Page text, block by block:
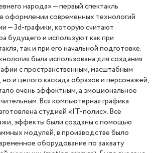
народа» — первый спектакль
оформлении современных технологий
— 3d-графики, которую считают
будущего и используют как при
так и при его начальной подготовке.
была использована для создания
с пространственным, масштабным
и целого каскада образов и персонажей,
очень эффектным, а эмоциональное
Вся компьютерная графика
студией «IT-полис». Все
эффекты были созданы с помощью
модулей, в производстве было
оборудование по захвату